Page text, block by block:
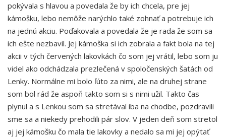
pokývala s hlavou a povedala že by ich chcela, pre jej
kámošku, lebo nemôže narýchlo také zohnať a potrebuje ich
na jednú akciu. Poďakovala a povedala že je rada že som sa
ich ešte nezbavil. Jej kámoška si ich zobrala a fakt bola na tej
akcii v tých červených lakovkách čo som jej vrátil, lebo som ju
videl ako odchádzala prezlečená v spoločenských šatách od
Lenky. Normálne mi bolo ľúto za nimi, ale na druhej strane
som bol rád že aspoň takto som si s nimi užil. Takto čas
plynul a s Lenkou som sa stretával iba na chodbe, pozdravili
sme sa a niekedy prehodili pár slov. V jeden deň som stretol
aj jej kámošku čo mala tie lakovky a nedalo sa mi jej opýtať